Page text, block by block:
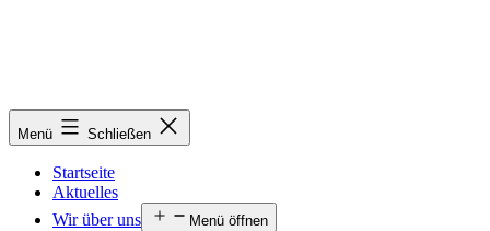
Menü Schließen
Startseite
Aktuelles
Wir über uns
Menü öffnen